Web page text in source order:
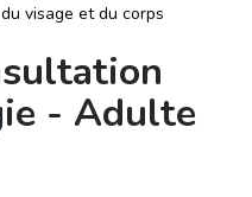
visage et du corps
- Adulte